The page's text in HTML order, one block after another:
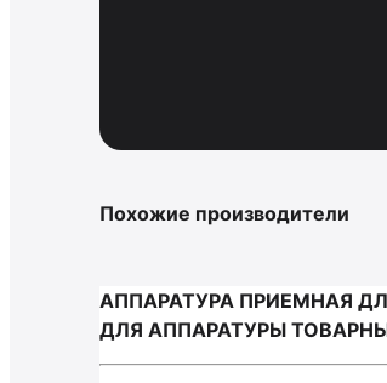
Похожие производители
АППАРАТУРА ПРИЕМНАЯ
ДЛЯ АППАРАТУРЫ ТОВАРНЫХ